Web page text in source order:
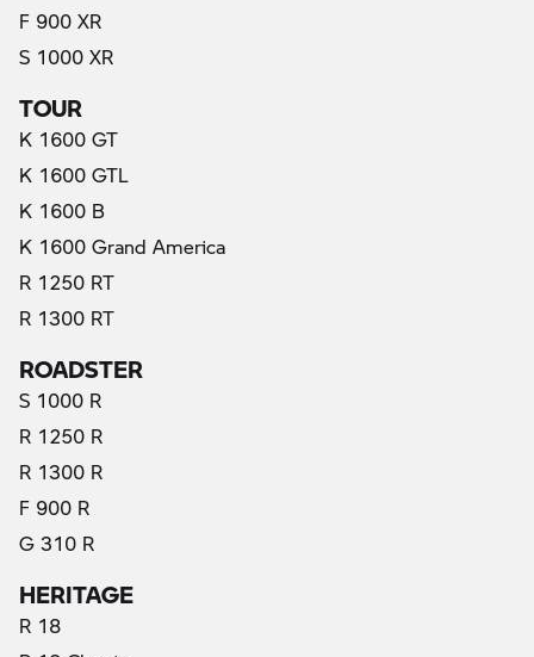
F 900 XR
S 1000 XR
TOUR
K 1600 GT
K 1600 GTL
K 1600 B
K 1600 Grand America
R 1250 RT
R 1300 RT
ROADSTER
S 1000 R
R 1250 R
R 1300 R
F 900 R
G 310 R
HERITAGE
R 18